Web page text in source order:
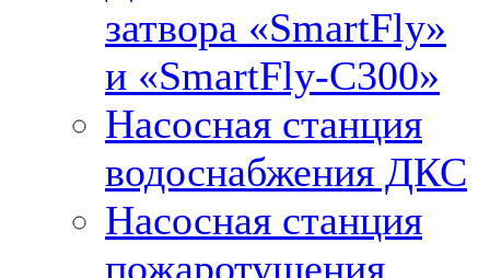
затвора «SmartFly»
и «SmartFly-С300»
Насосная станция
водоснабжения ДКС
Насосная станция
пожаротушения